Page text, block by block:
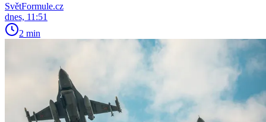
SvětFormule.cz
dnes, 11:51
2 min